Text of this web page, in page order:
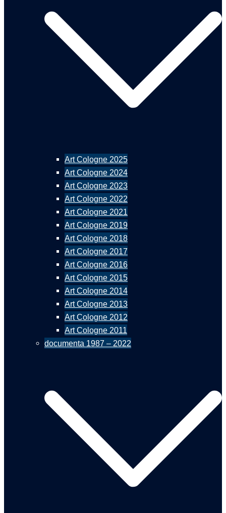
Art Cologne 2025
Art Cologne 2024
Art Cologne 2023
Art Cologne 2022
Art Cologne 2021
Art Cologne 2019
Art Cologne 2018
Art Cologne 2017
Art Cologne 2016
Art Cologne 2015
Art Cologne 2014
Art Cologne 2013
Art Cologne 2012
Art Cologne 2011
documenta 1987 – 2022